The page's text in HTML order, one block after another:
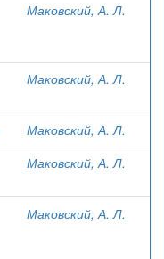
Маковский, А. Л.
Маковский, А. Л.
Маковский, А. Л.
Маковский, А. Л.
Маковский, А. Л.